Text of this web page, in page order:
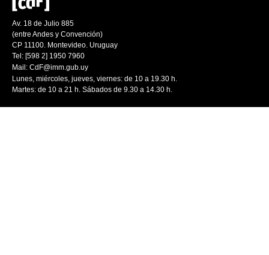
Av. 18 de Julio 885
(entre Andes y Convención)
CP 11100. Montevideo. Uruguay
Tel: [598 2] 1950 7960
Mail: CdF@imm.gub.uy
Lunes, miércoles, jueves, viernes: de 10 a 19.30 h.
Martes: de 10 a 21 h. Sábados de 9.30 a 14.30 h.